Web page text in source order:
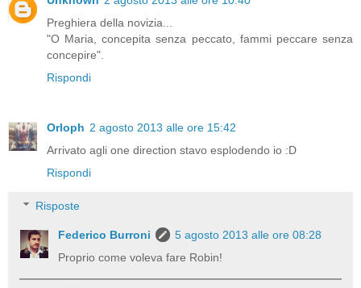
Preghiera della novizia...
"O Maria, concepita senza peccato, fammi peccare senza
concepire".
Rispondi
Orloph 2 agosto 2013 alle ore 15:42
Arrivato agli one direction stavo esplodendo io :D
Rispondi
Risposte
Federico Burroni
5 agosto 2013 alle ore 08:28
Proprio come voleva fare Robin!